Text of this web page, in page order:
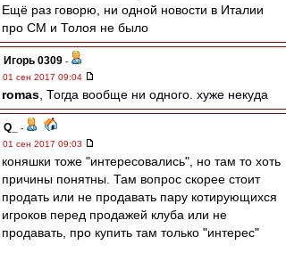
Ещё раз говорю, ни одной новости в Италии
про СМ и Толоя не было
Игорь 0309 -
01 сен 2017 09:04
romas , Тогда вообще ни одного. хуже некуда
Q_
-
01 сен 2017 09:03
коняшки тоже "интересовались", но там то хоть
причины понятны. Там вопрос скорее стоит
продать или не продавать пару котирующихся
игроков перед продажей клуба или не
продавать, про купить там только "интерес"